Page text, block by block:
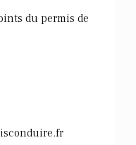
du permis de